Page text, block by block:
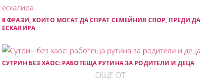
8 ФРАЗИ, КОИТО МОГАТ ДА СПРАТ СЕМЕЙНИЯ СПОР, ПРЕДИ ДА
ЕСКАЛИРА
СУТРИН БЕЗ ХАОС: РАБОТЕЩА РУТИНА ЗА РОДИТЕЛИ И ДЕЦА
ОЩЕ ОТ